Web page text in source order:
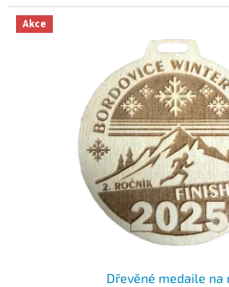
hvězdiček.
Akce
Dřevěné medaile na